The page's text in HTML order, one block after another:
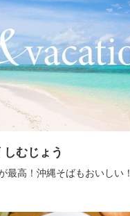
むじょう
最高！沖縄そばもおいしい！